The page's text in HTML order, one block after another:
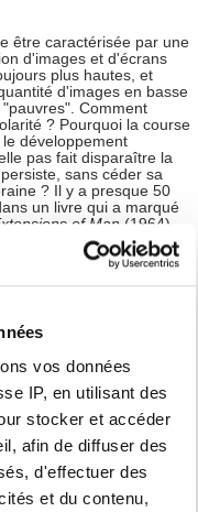
vos données
IP, en utilisant des
stocker et accéder
afin de diffuser des
d'effectuer des
et du contenu,
être caractérisée par une
d'images et d'écrans
plus hautes, et
d'images en basse
Comment
? Pourquoi la course
développement
pas fait disparaître la
sans céder sa
? Il y a presque 50
un livre qui a marqué
of Man (1964),
basse définition sa
et médias "froids".
de se transformer
technologiques de
phénomènes de
les médias
qui sont vehiculées par
? Comment cette
du cinéma, de la
théâtrale et performative,
artistiques